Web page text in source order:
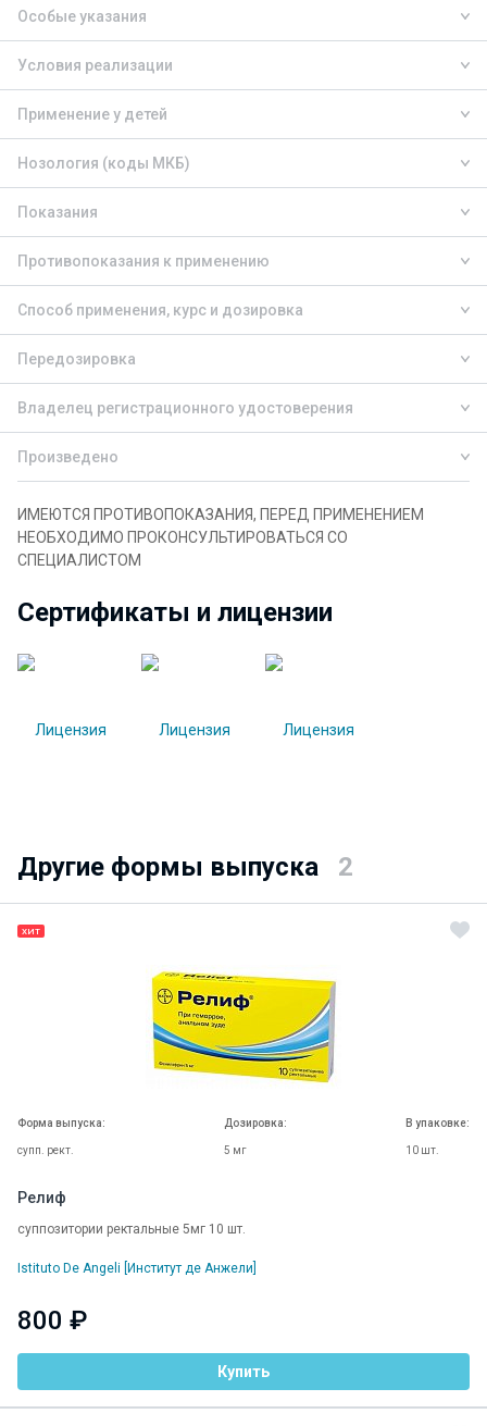
Особые указания
Условия реализации
Применение у детей
Нозология (коды МКБ)
Показания
Противопоказания к применению
Способ применения, курс и дозировка
Передозировка
Владелец регистрационного удостоверения
Произведено
ИМЕЮТСЯ ПРОТИВОПОКАЗАНИЯ, ПЕРЕД ПРИМЕНЕНИЕМ
НЕОБХОДИМО ПРОКОНСУЛЬТИРОВАТЬСЯ СО
СПЕЦИАЛИСТОМ
Сертификаты и лицензии
Другие формы выпуска 2
ХИТ
Форма выпуска:
супп. рект.
Дозировка:
5 мг
В упаковке:
10 шт.
Релиф
суппозитории ректальные 5мг 10 шт.
Istituto De Angeli [Институт де Анжели]
800 ₽
Купить